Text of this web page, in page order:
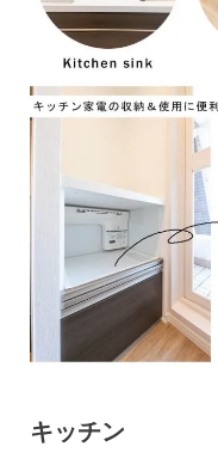
キッチン